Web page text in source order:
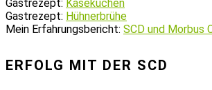
Gastrezept: Käsekuchen
Gastrezept: Hühnerbrühe
Mein Erfahrungsbericht: SCD und Morbus
ERFOLG MIT DER SCD